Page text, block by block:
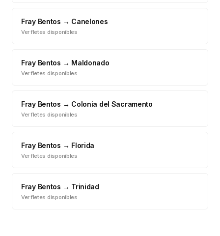
Fray Bentos → Canelones
Ver fletes disponibles
Fray Bentos → Maldonado
Ver fletes disponibles
Fray Bentos → Colonia del Sacramento
Ver fletes disponibles
Fray Bentos → Florida
Ver fletes disponibles
Fray Bentos → Trinidad
Ver fletes disponibles